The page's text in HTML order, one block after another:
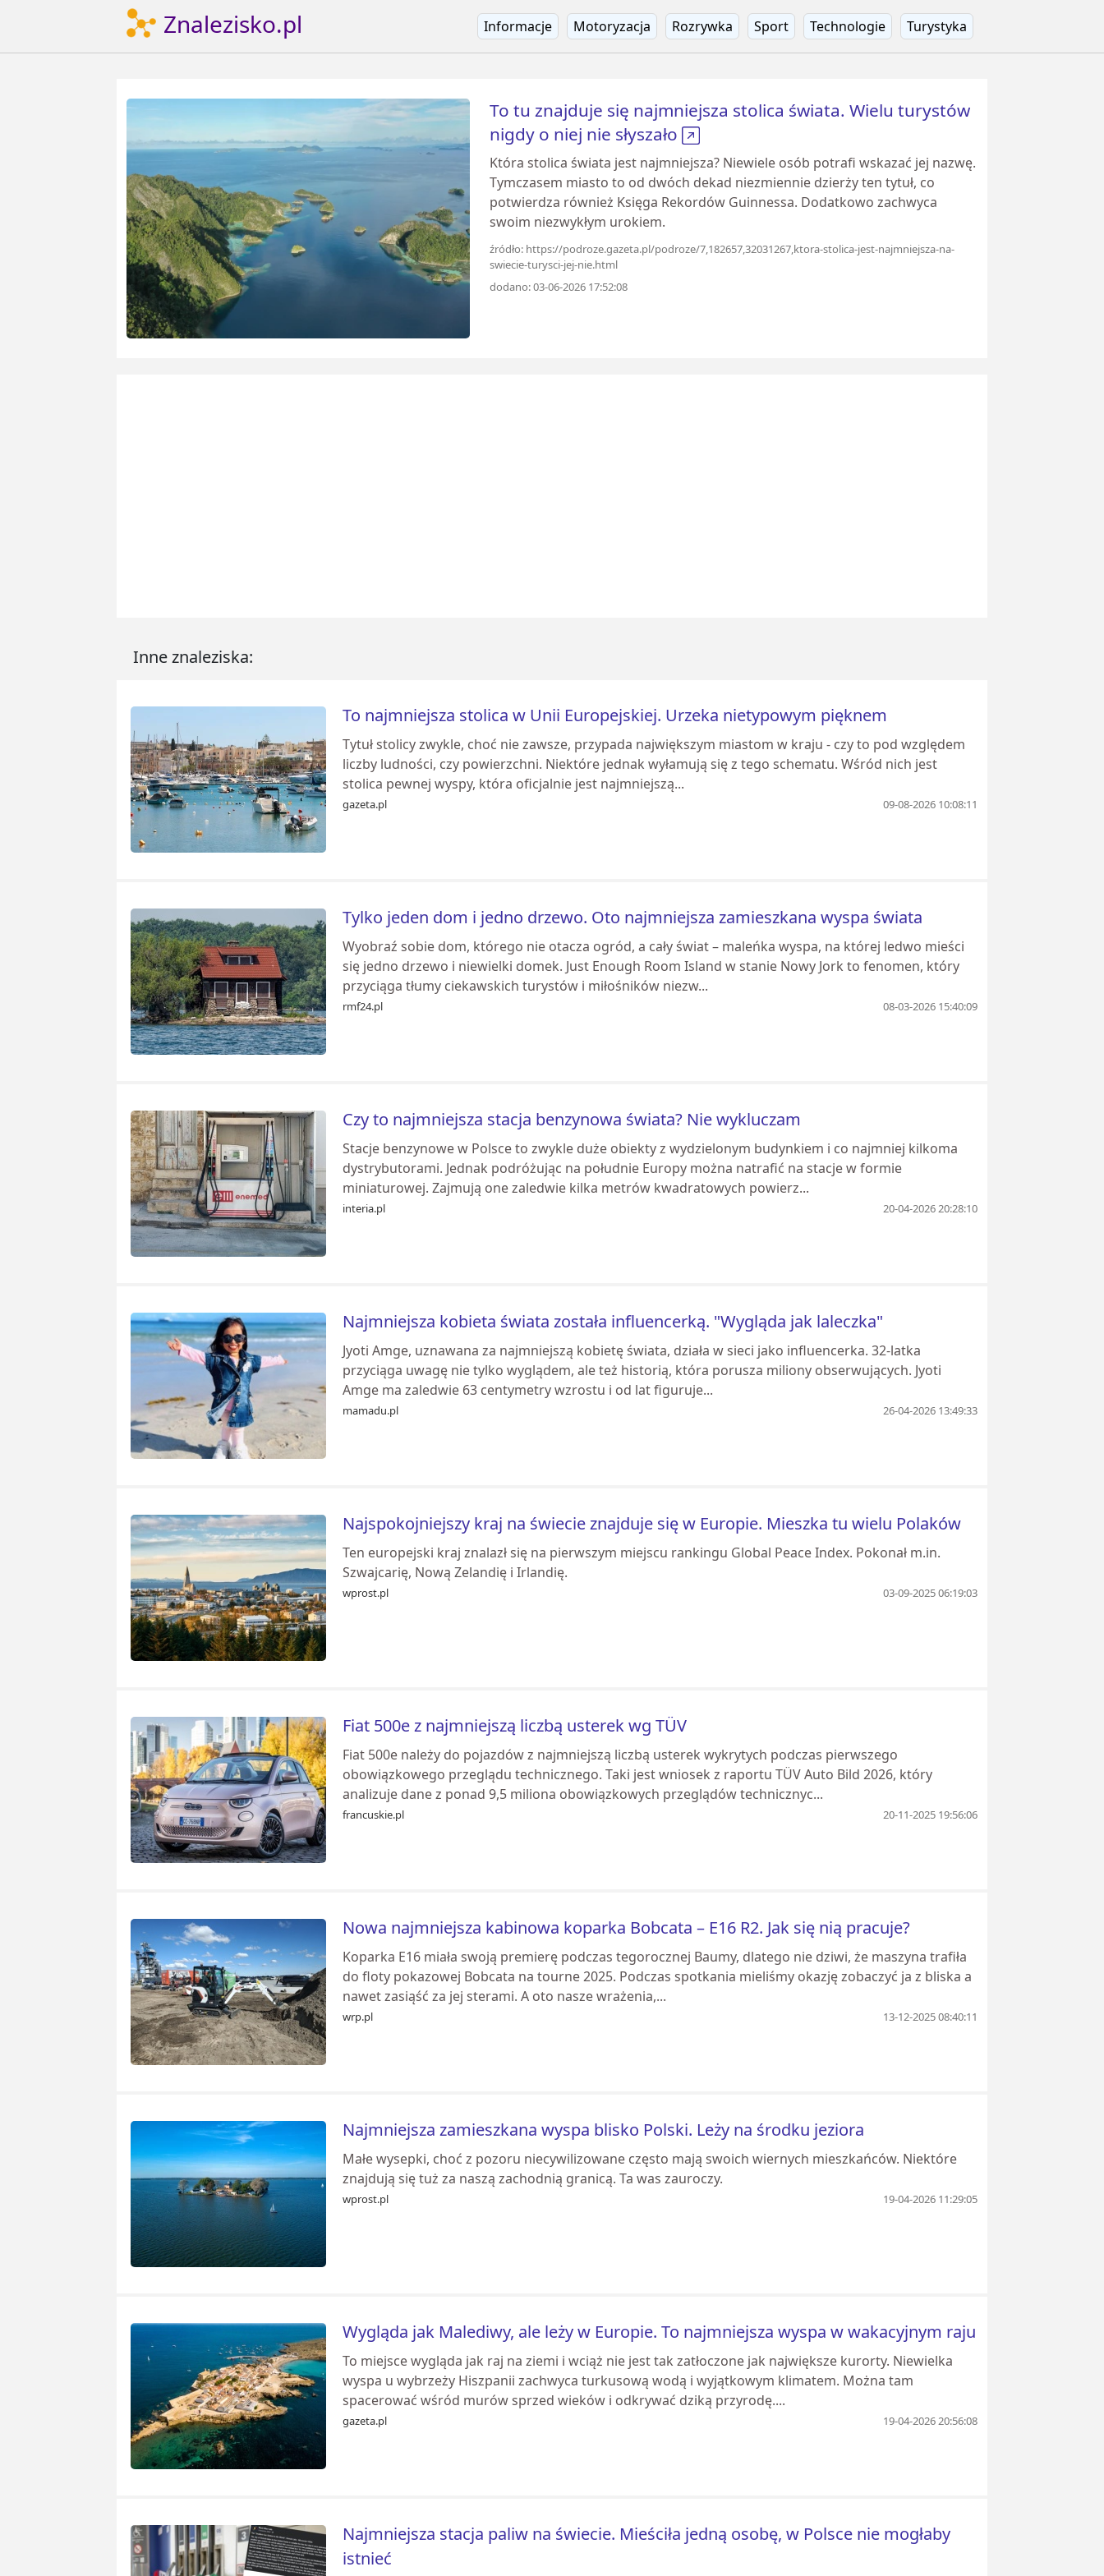
Znalezisko.pl Informacje Motoryzacja Rozrywka Sport Technologie Turystyka
To tu znajduje się najmniejsza stolica świata. Wielu turystów
nigdy o niej nie słyszało
Która stolica świata jest najmniejsza? Niewiele osób potrafi wskazać jej nazwę.
Tymczasem miasto to od dwóch dekad niezmiennie dzierży ten tytuł, co
potwierdza również Księga Rekordów Guinnessa. Dodatkowo zachwyca
swoim niezwykłym urokiem.
źródło: https://podroze.gazeta.pl/podroze/7,182657,32031267,ktora-stolica-jest-najmniejsza-na-
swiecie-turysci-jej-nie.html
dodano: 03-06-2026 17:52:08
Inne znaleziska:
To najmniejsza stolica w Unii Europejskiej. Urzeka nietypowym pięknem
Tytuł stolicy zwykle, choć nie zawsze, przypada największym miastom w kraju - czy to pod względem
liczby ludności, czy powierzchni. Niektóre jednak wyłamują się z tego schematu. Wśród nich jest
stolica pewnej wyspy, która oficjalnie jest najmniejszą...
gazeta.pl 09-08-2026 10:08:11
Tylko jeden dom i jedno drzewo. Oto najmniejsza zamieszkana wyspa świata
Wyobraź sobie dom, którego nie otacza ogród, a cały świat – maleńka wyspa, na której ledwo mieści
się jedno drzewo i niewielki domek. Just Enough Room Island w stanie Nowy Jork to fenomen, który
przyciąga tłumy ciekawskich turystów i miłośników niezw...
rmf24.pl 08-03-2026 15:40:09
Czy to najmniejsza stacja benzynowa świata? Nie wykluczam
Stacje benzynowe w Polsce to zwykle duże obiekty z wydzielonym budynkiem i co najmniej kilkoma
dystrybutorami. Jednak podróżując na południe Europy można natrafić na stacje w formie
miniaturowej. Zajmują one zaledwie kilka metrów kwadratowych powierz...
interia.pl 20-04-2026 20:28:10
Najmniejsza kobieta świata została influencerką. "Wygląda jak laleczka"
Jyoti Amge, uznawana za najmniejszą kobietę świata, działa w sieci jako influencerka. 32-latka
przyciąga uwagę nie tylko wyglądem, ale też historią, która porusza miliony obserwujących. Jyoti
Amge ma zaledwie 63 centymetry wzrostu i od lat figuruje...
mamadu.pl 26-04-2026 13:49:33
Najspokojniejszy kraj na świecie znajduje się w Europie. Mieszka tu wielu Polaków
Ten europejski kraj znalazł się na pierwszym miejscu rankingu Global Peace Index. Pokonał m.in.
Szwajcarię, Nową Zelandię i Irlandię.
wprost.pl 03-09-2025 06:19:03
Fiat 500e z najmniejszą liczbą usterek wg TÜV
Fiat 500e należy do pojazdów z najmniejszą liczbą usterek wykrytych podczas pierwszego
obowiązkowego przeglądu technicznego. Taki jest wniosek z raportu TÜV Auto Bild 2026, który
analizuje dane z ponad 9,5 miliona obowiązkowych przeglądów technicznyc...
francuskie.pl 20-11-2025 19:56:06
Nowa najmniejsza kabinowa koparka Bobcata – E16 R2. Jak się nią pracuje?
Koparka E16 miała swoją premierę podczas tegorocznej Baumy, dlatego nie dziwi, że maszyna trafiła
do floty pokazowej Bobcata na tourne 2025. Podczas spotkania mieliśmy okazję zobaczyć ja z bliska a
nawet zasiąść za jej sterami. A oto nasze wrażenia,...
wrp.pl 13-12-2025 08:40:11
Najmniejsza zamieszkana wyspa blisko Polski. Leży na środku jeziora
Małe wysepki, choć z pozoru niecywilizowane często mają swoich wiernych mieszkańców. Niektóre
znajdują się tuż za naszą zachodnią granicą. Ta was zauroczy.
wprost.pl 19-04-2026 11:29:05
Wygląda jak Malediwy, ale leży w Europie. To najmniejsza wyspa w wakacyjnym raju
To miejsce wygląda jak raj na ziemi i wciąż nie jest tak zatłoczone jak największe kurorty. Niewielka
wyspa u wybrzeży Hiszpanii zachwyca turkusową wodą i wyjątkowym klimatem. Można tam
spacerować wśród murów sprzed wieków i odkrywać dziką przyrodę....
gazeta.pl 19-04-2026 20:56:08
Najmniejsza stacja paliw na świecie. Mieściła jedną osobę, w Polsce nie mogłaby
istnieć